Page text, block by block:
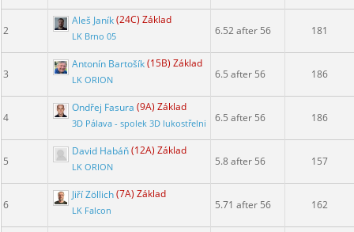
2
Aleš Janík(24C) Základ
LK Brno 05 6.52 after 56 181
3
Antonín Bartošík(15B) Základ
LK ORION 6.5 after 56 186
4
Ondřej Fasura (9A) Základ
3D Pálava - spolek 3D lukostřelnice 6.5 after 56 186
5
David Habáň(12A) Základ
LK ORION 5.8 after 56 157
6
Jiří Zöllich(7A) Základ
LK Falcon 5.71 after 56 162